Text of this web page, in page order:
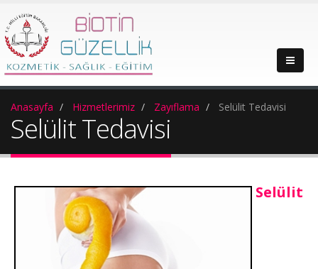
Anasayfa Hizmetlerimiz Zayıflama Selülit Tedavisi
Selülit Tedavisi
Selülit